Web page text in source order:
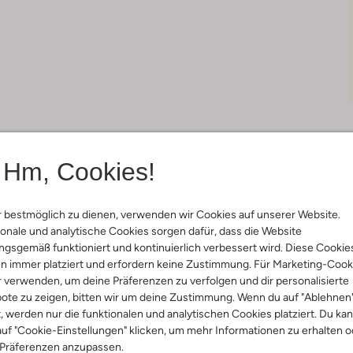
Hm, Cookies!
bestmöglich zu dienen, verwenden wir Cookies auf unserer Website.
und analytische Cookies sorgen dafür, dass die Website
funktioniert und kontinuierlich verbessert wird. Diese
immer platziert und erfordern keine Zustimmung. Für Marketing-
verwenden, um deine Präferenzen zu verfolgen und dir personalisierte
zu zeigen, bitten wir um deine Zustimmung. Wenn du auf
werden nur die funktionalen und analytischen Cookies platziert. Du
"Cookie-Einstellungen" klicken, um mehr Informationen zu erhalten
anzupassen.
Lieferung & Rückgabe
&